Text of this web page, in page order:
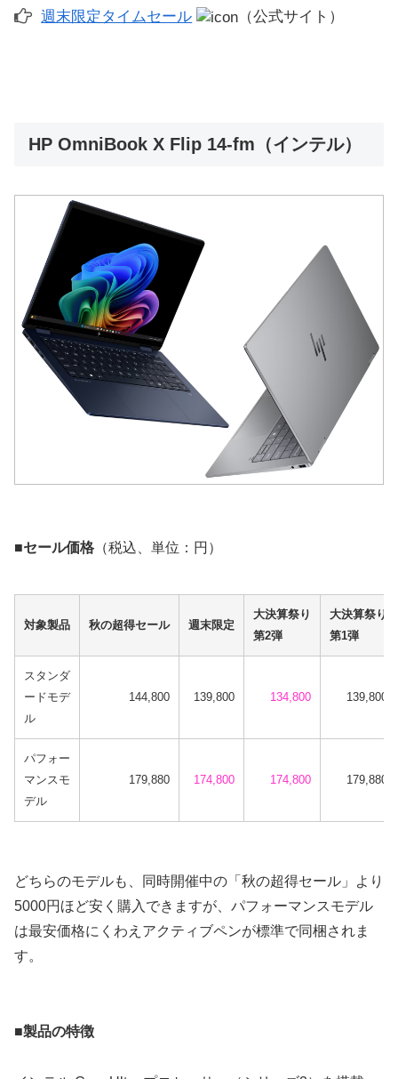
週末限定タイムセール （公式サイト）
HP OmniBook X Flip 14-fm（インテル）
■セール価格 （税込、単位：円）
対象製品 秋の超得セール 週末限定
大決算祭り
第2弾
大決算祭り
第1弾
スタンダ
ードモデ
ル
144,800 139,800 134,800 139,800
パフォー
マンスモ
デル
179,880 174,800 174,800 179,880
どちらのモデルも、同時開催中の「秋の超得セール」より
5000円ほど安く購入できますが、パフォーマンスモデル
は最安価格にくわえアクティブペンが標準で同梱されま
す。
■製品の特徴